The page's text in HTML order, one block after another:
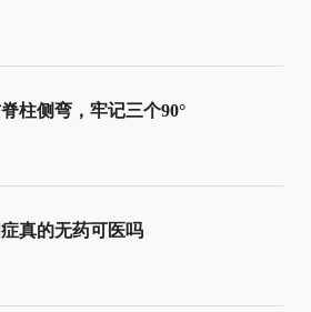
柱侧弯，牢记三个90°
真的无药可医吗